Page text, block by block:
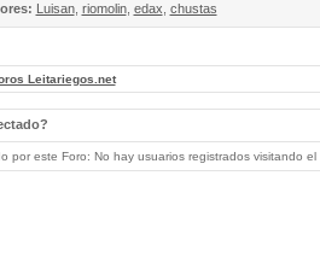
Luisan, riomolin, edax chustas
Leitariegos.net
por este Foro: No hay usuarios registrados visitando